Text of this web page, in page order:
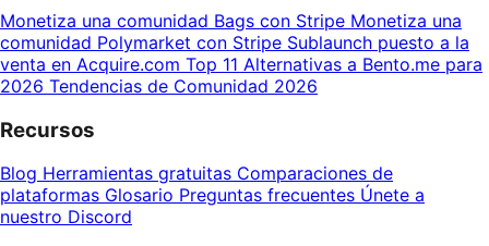
Monetiza una comunidad Bags con Stripe Monetiza una
comunidad Polymarket con Stripe Sublaunch puesto a la
venta en Acquire.com Top 11 Alternativas a Bento.me para
2026 Tendencias de Comunidad 2026
Recursos
Blog Herramientas gratuitas Comparaciones de
plataformas Glosario Preguntas frecuentes Únete a
nuestro Discord